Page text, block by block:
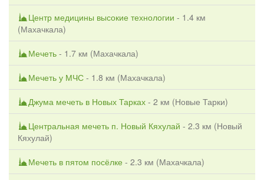
Центр медицины высокие технологии - 1.4 км
(Махачкала)
Мечеть - 1.7 км (Махачкала)
Мечеть у МЧС - 1.8 км (Махачкала)
Джума мечеть в Новых Тарках - 2 км (Новые Тарки)
Центральная мечеть п. Новый Кяхулай - 2.3 км (Новый
Кяхулай)
Мечеть в пятом посёлке - 2.3 км (Махачкала)